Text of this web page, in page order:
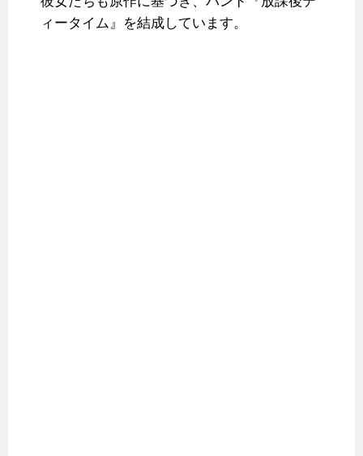
ィータイム』を結成しています。